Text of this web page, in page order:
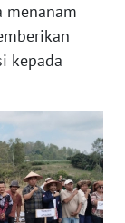
menanam
kepada